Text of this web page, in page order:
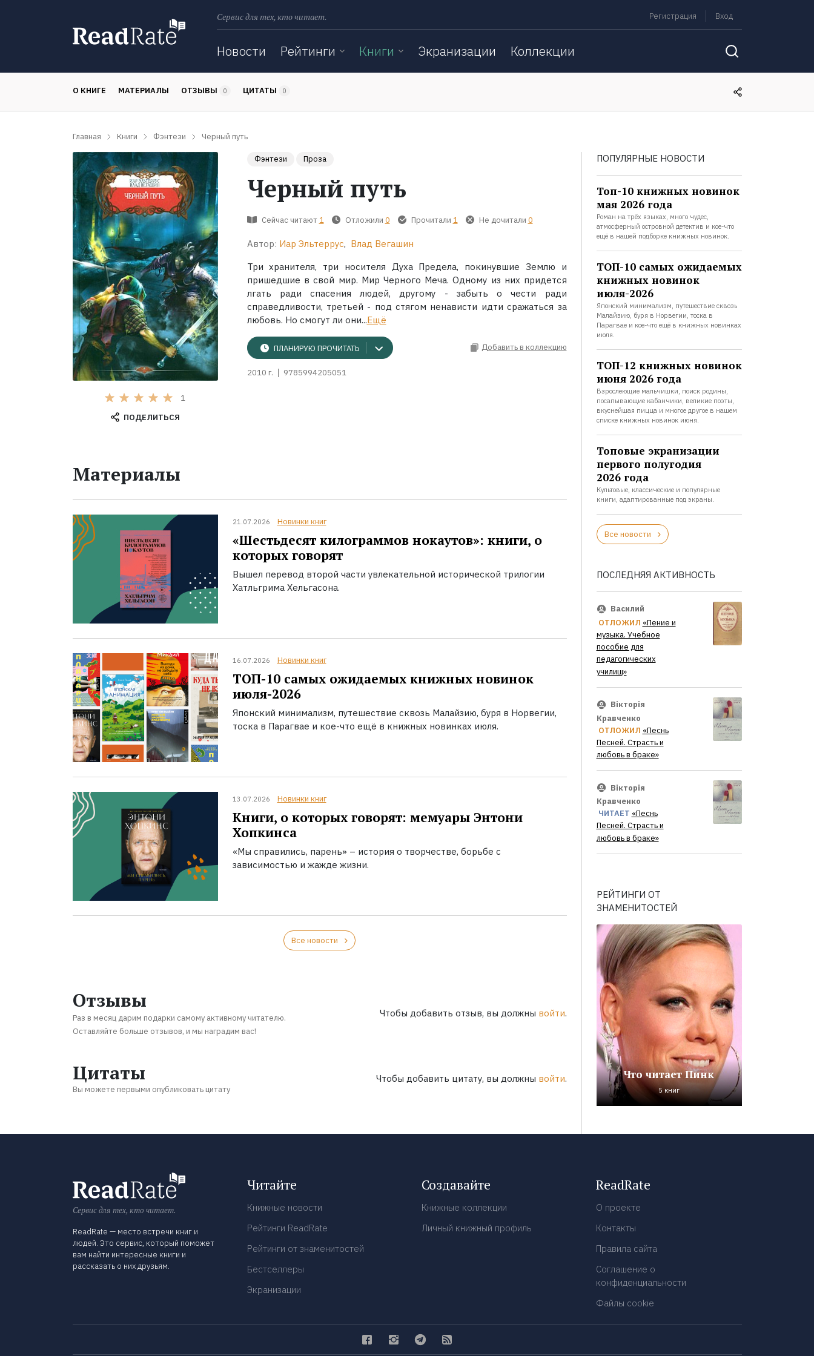
Сервис для тех, кто читает. Регистрация Вход
Новости Рейтинги Книги Экранизации Коллекции
О КНИГЕ МАТЕРИАЛЫ ОТЗЫВЫ 0 ЦИТАТЫ 0
Главная Книги Фэнтези Черный путь
1
ПОДЕЛИТЬСЯ
Фэнтези Проза
Черный путь
Сейчас читают 1 Отложили 0 Прочитали 1 Не дочитали 0
Автор: Иар Эльтеррус, Влад Вегашин
Три хранителя, три носителя Духа Предела, покинувшие Землю и
пришедшие в свой мир. Мир Черного Меча. Одному из них придется
лгать ради спасения людей, другому - забыть о чести ради
справедливости, третьей - под стягом ненависти идти сражаться за
любовь. Но смогут ли они...Ещё
ПЛАНИРУЮ ПРОЧИТАТЬ Добавить в коллекцию
2010 г. 9785994205051
Материалы
21.07.2026 Новинки книг
«Шестьдесят килограммов нокаутов»: книги, о
которых говорят
Вышел перевод второй части увлекательной исторической трилогии
Хатльгрима Хельгасона.
16.07.2026 Новинки книг
ТОП-10 самых ожидаемых книжных новинок
июля-2026
Японский минимализм, путешествие сквозь Малайзию, буря в Норвегии,
тоска в Парагвае и кое-что ещё в книжных новинках июля.
13.07.2026 Новинки книг
Книги, о которых говорят: мемуары Энтони
Хопкинса
«Мы справились, парень» – история о творчестве, борьбе с
зависимостью и жажде жизни.
Все новости
Отзывы
Раз в месяц дарим подарки самому активному читателю.
Оставляйте больше отзывов, и мы наградим вас!
Чтобы добавить отзыв, вы должны войти.
Цитаты
Вы можете первыми опубликовать цитату
Чтобы добавить цитату, вы должны войти.
ПОПУЛЯРНЫЕ НОВОСТИ
Топ-10 книжных новинок
мая 2026 года
Роман на трёх языках, много чудес,
атмосферный островной детектив и кое-что
ещё в нашей подборке книжных новинок.
ТОП-10 самых ожидаемых
книжных новинок
июля-2026
Японский минимализм, путешествие сквозь
Малайзию, буря в Норвегии, тоска в
Парагвае и кое-что ещё в книжных новинках
июля.
ТОП-12 книжных новинок
июня 2026 года
Взрослеющие мальчишки, поиск родины,
посапывающие кабанчики, великие поэты,
вкуснейшая пицца и многое другое в нашем
списке книжных новинок июня.
Топовые экранизации
первого полугодия
2026 года
Культовые, классические и популярные
книги, адаптированные под экраны.
Все новости
ПОСЛЕДНЯЯ АКТИВНОСТЬ
Василий
ОТЛОЖИЛ «Пение и
музыка. Учебное
пособие для
педагогических
училищ»
Вікторія
Кравченко
ОТЛОЖИЛ «Песнь
Песней. Страсть и
любовь в браке»
Вікторія
Кравченко
ЧИТАЕТ «Песнь
Песней. Страсть и
любовь в браке»
РЕЙТИНГИ ОТ
ЗНАМЕНИТОСТЕЙ
Что читает Пинк
5 книг
Сервис для тех, кто читает.
ReadRate — место встречи книг и
людей. Это сервис, который поможет
вам найти интересные книги и
рассказать о них друзьям.
Читайте
Книжные новости
Рейтинги ReadRate
Рейтинги от знаменитостей
Бестселлеры
Экранизации
Создавайте
Книжные коллекции
Личный книжный профиль
ReadRate
О проекте
Контакты
Правила сайта
Соглашение о
конфиденциальности
Файлы cookie